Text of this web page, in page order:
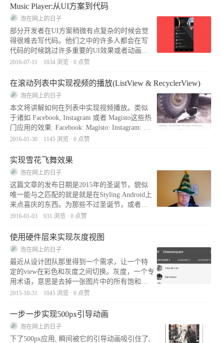
实际上，我将尝试解释一下我们是如
Music Player:从UI方案到代码
泡在网上的日子
部分开发者在UI方案稍微有点复杂的时候会觉
得很难去写代码。他们之中的许多人都会在写
代码的时候跳过许多重要的UI效果或者动画，
致使最终结果跟原始的方案相差很远。本文谈
节，重点关注transition与动画。
2016-07-11 1034 浏览 · 0 点赞
在滚动列表中实现视频的播放(ListView & RecyclerView)
泡在网上的日子
本文将讲解如何在列表中实现视频播放。类似
于诸如 Facebook, Instagram 或者 Magisto这些热
门应用的效果: Facebook: Magisto: Instagram: 这
片文章基于开源项目： VideoPlayerManager 。
东西。因此如果你要真正理
2016-01-30 1145 浏览 · 0 点赞
实现雪花飞舞效果
泡在网上的日子
这篇文章的发布日期是2015年的圣诞节，貌似
唯一能与之匹配的就是就是在Styling Android上
来点喜庆的东西。为那些不过圣诞节，或者在
六月份读这篇文章的人而写 － 原谅我又调皮
呢？最明显的答案就是：一张戴了圣诞
2016-01-03 931 浏览 · 0 点赞
使用硬件层来实现灰度视图
泡在网上的日子
最近从设计团队那里得到一个需求，让一个特
定的view在彩色和灰度之间切换。灰度，一个专
用术语，意思是去掉一张图片中的所有饱和
度。我快速Google 了一下得到了如下的代码：
2015-10-31 1045 浏览 · 0 点赞
一步一步实现500px引导动画
泡在网上的日子
下了500px应用, 瞬间被它的引导动画吸引住了,